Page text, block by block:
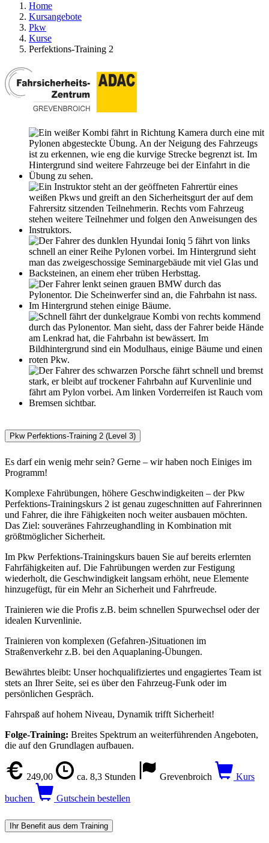
Home
Kursangebote
Pkw
Kurse
Perfektions-Training 2
Pkw Perfektions-Training 2 (Level 3)
Es darf ein wenig mehr sein? Gerne – wir haben noch Einiges im
Programm!
Komplexe Fahrübungen, höhere Geschwindigkeiten – der Pkw
Perfektions-Trainingskurs 2 ist genau zugeschnitten auf Fahrerinnen
und Fahrer, die ihre Fähigkeiten noch weiter ausbauen möchten.
Das Ziel: souveränes Fahrzeughandling in Kombination mit
größtmöglicher Sicherheit.
Im Pkw Perfektions-Trainingskurs bauen Sie auf bereits erlernten
Fahrfähigkeiten auf. Die Fahrübungen werden zur Festigung
wiederholt, die Geschwindigkeit langsam erhöht, neue Elemente
hinzugefügt, für ein Mehr an Sicherheit und Fahrfreude.
Trainieren wie die Profis z.B. beim schnellen Spurwechsel oder der
idealen Kurvenlinie.
Trainieren von komplexen (Gefahren-)Situationen im
Straßenverkehr z.B. bei den Aquaplaning-Übungen.
Bewährtes bleibt: Unser hochqualifiziertes und engagiertes Team ist
stets an Ihrer Seite, sei es über den Fahrzeug-Funk oder im
persönlichen Gespräch.
Fahrspaß auf hohem Niveau, Dynamik trifft Sicherheit!
Folge-Training: Breites Spektrum an weiterführenden Angeboten,
die auf den Grundlagen aufbauen.
249,00 ca. 8,3 Stunden Grevenbroich Kurs
buchen Gutschein bestellen
Ihr Benefit aus dem Training